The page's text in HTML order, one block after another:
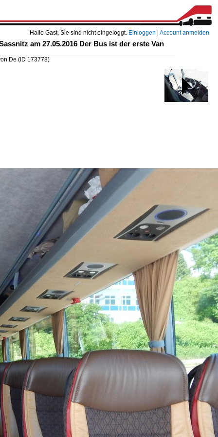
Hallo Gast, Sie sind nicht eingeloggt. Einloggen Account anmelden
am 27.05.2016 Der Bus ist der erste Van
De (ID 173778)